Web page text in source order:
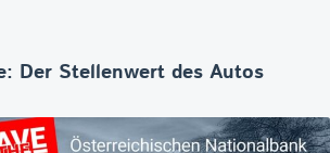
Der Stellenwert des Autos